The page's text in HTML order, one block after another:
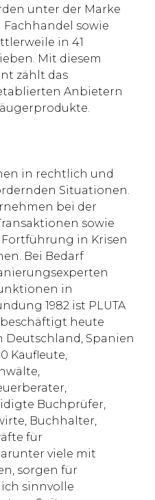
unter der Marke
sowie
in 41
Mit diesem
zählt das
Anbietern
in rechtlich und
Situationen.
bei der
sowie
in Krisen
Bei Bedarf
in
1982 ist PLUTA
heute
Spanien
Kaufleute,
Buchprüfer,
Buchhalter,
für
viele mit
sorgen für
sinnvolle